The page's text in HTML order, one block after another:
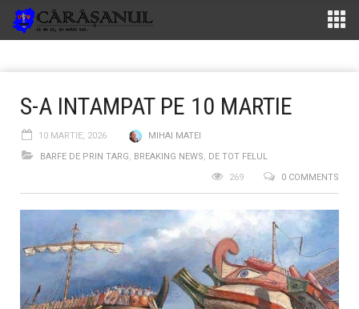
S-A INTAMPAT PE 10 MARTIE
10 MARTIE, 2026
MIHAI MATEI
BARFE DE PRIN TARG, BREAKING NEWS, DE TOT FELUL
0 COMMENTS
269